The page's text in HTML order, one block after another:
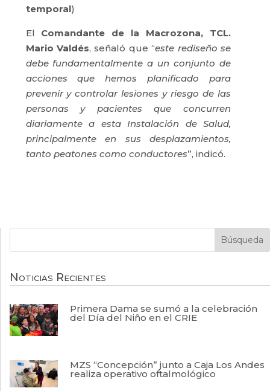
temporal)
El Comandante de la Macrozona, TCL.
Mario Valdés, señaló que “este rediseño se
debe fundamentalmente a un conjunto de
acciones que hemos planificado para
prevenir y controlar lesiones y riesgo de las
personas y pacientes que concurren
diariamente a esta Instalación de Salud,
principalmente en sus desplazamientos,
tanto peatones como conductores”, indicó.
Noticias Recientes
Primera Dama se sumó a la celebración
del Día del Niño en el CRIE
MZS “Concepción” junto a Caja Los Andes
realiza operativo oftalmológico